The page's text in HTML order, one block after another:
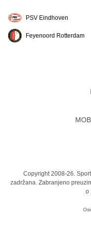
PSV Eindhoven
Feyenoord Rotterdam
Copyright 2008-26.
zadržana. Zabranjeno
o